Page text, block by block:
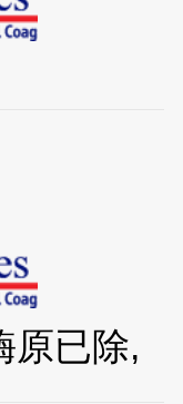
原已除,